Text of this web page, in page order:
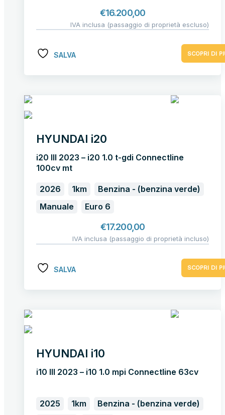
€16.200,00
IVA inclusa (passaggio di proprietà escluso)
SALVA SCOPRI DI
HYUNDAI i20
i20 III 2023 – i20 1.0 t-gdi Connectline
100cv mt
2026 1km
Benzina - (benzina verde)
Manuale
Euro 6
€17.200,00
IVA inclusa (passaggio di proprietà incluso)
SALVA SCOPRI DI
HYUNDAI i10
i10 III 2023 – i10 1.0 mpi Connectline 63cv
2025 1km
Benzina - (benzina verde)